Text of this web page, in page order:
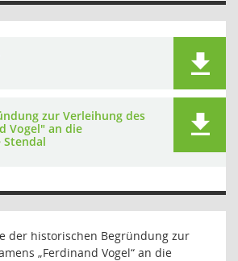
zur Verleihung des
Vogel" an die
Stendal
der historischen Begründung zur
„Ferdinand Vogel“ an die